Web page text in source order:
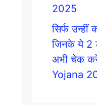
2025
सिर्फ उन्हीं
जिनके ये 2
अभी चेक
Yojana